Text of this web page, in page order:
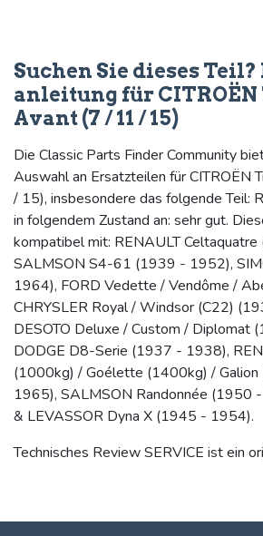
Suchen Sie dieses
anleitung für
Avant (7 / 11 / 15)
Die Classic Parts Finder Community
Auswahl an Ersatzteilen für CITROËN
/ 15), insbesondere das folgende Teil:
in folgendem Zustand an: sehr gut.
kompatibel mit: RENAULT
SALMSON S4-61 (1939 - 1952),
1964), FORD Vedette / Vendôme /
CHRYSLER Royal / Windsor (C22)
DESOTO Deluxe / Custom / Diplomat
DODGE D8-Serie (1937 - 1938),
(1000kg) / Goélette (1400kg) /
1965), SALMSON Randonnée (1950
& LEVASSOR Dyna X (1945 - 1954).
Technisches Review SERVICE ist ein